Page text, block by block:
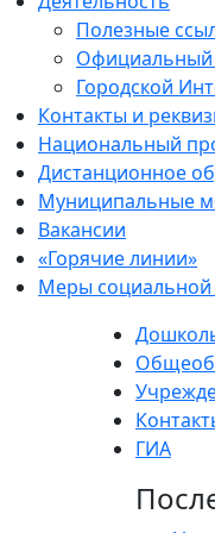
Полезные
Официальный
Городской
Контакты и
Национальный
Дистанционное
Муниципальные
Вакансии
«Горячие линии»
Меры социальной
ГИА